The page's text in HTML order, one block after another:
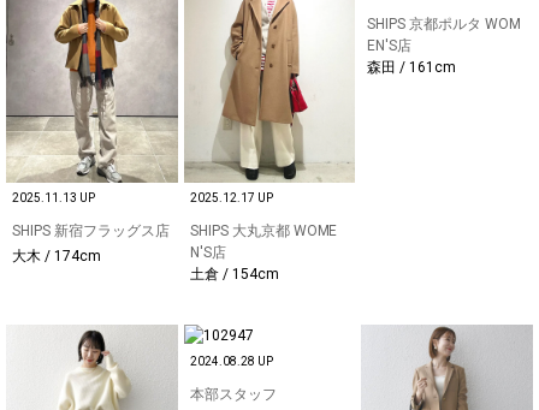
2025.11.13 UP
SHIPS 新宿フラッグス店
大木 / 174cm
2025.12.17 UP
SHIPS 大丸京都 WOME
N'S店
土倉 / 154cm
SHIPS 京都ポルタ WOM
EN'S店
森田 / 161cm
2024.08.28 UP
本部スタッフ